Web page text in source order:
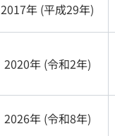
2017年 (平成29年)
2020年 (令和2年)
2026年 (令和8年)